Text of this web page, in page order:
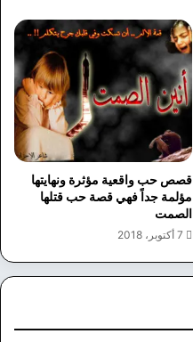
قصص حب واقعية مؤثرة ونهايتها
مؤلمة جداً فهي قصة حب قتلها
الصمت
7 أكتوبر، 2018